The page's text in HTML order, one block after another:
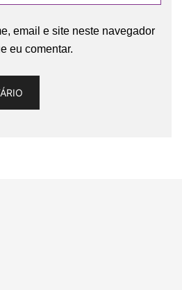
email e site neste navegador
eu comentar.